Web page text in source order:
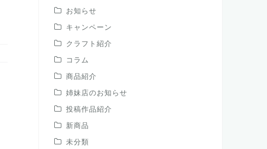
お知らせ
キャンペーン
クラフト紹介
コラム
商品紹介
姉妹店のお知らせ
投稿作品紹介
新商品
未分類